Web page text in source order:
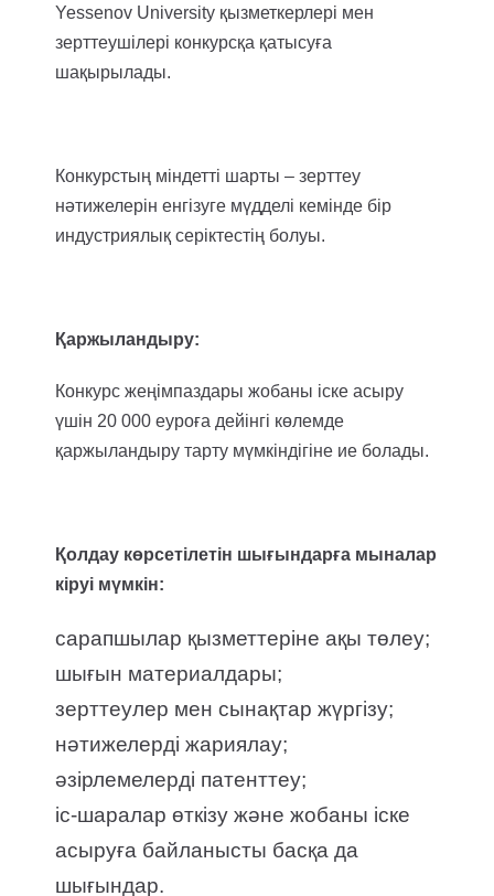
Yessenov University қызметкерлері мен
зерттеушілері конкурсқа қатысуға
шақырылады.
Конкурстың міндетті шарты – зерттеу
нәтижелерін енгізуге мүдделі кемінде бір
индустриялық серіктестің болуы.
Қаржыландыру:
Конкурс жеңімпаздары жобаны іске асыру
үшін 20 000 еуроға дейінгі көлемде
қаржыландыру тарту мүмкіндігіне ие болады.
Қолдау көрсетілетін шығындарға мыналар
кіруі мүмкін:
сарапшылар қызметтеріне ақы төлеу;
шығын материалдары;
зерттеулер мен сынақтар жүргізу;
нәтижелерді жариялау;
әзірлемелерді патенттеу;
іс-шаралар өткізу және жобаны іске
асыруға байланысты басқа да
шығындар.